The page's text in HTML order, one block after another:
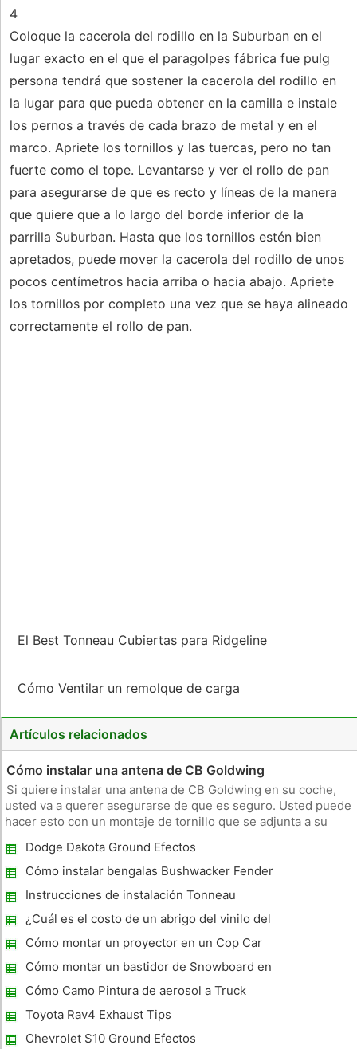
4
Coloque la cacerola del rodillo en la Suburban en el
lugar exacto en el que el paragolpes fábrica fue pulg
persona tendrá que sostener la cacerola del rodillo en
la lugar para que pueda obtener en la camilla e instale
los pernos a través de cada brazo de metal y en el
marco. Apriete los tornillos y las tuercas, pero no tan
fuerte como el tope. Levantarse y ver el rollo de pan
para asegurarse de que es recto y líneas de la manera
que quiere que a lo largo del borde inferior de la
parrilla Suburban. Hasta que los tornillos estén bien
apretados, puede mover la cacerola del rodillo de unos
pocos centímetros hacia arriba o hacia abajo. Apriete
los tornillos por completo una vez que se haya alineado
correctamente el rollo de pan.
El Best Tonneau Cubiertas para Ridgeline
Cómo Ventilar un remolque de carga
Artículos relacionados
Cómo instalar una antena de CB Goldwing
Si quiere instalar una antena de CB Goldwing en su coche,
usted va a querer asegurarse de que es seguro. Usted puede
hacer esto con un montaje de tornillo que se adjunta a su
puede completar todo el asunto en menos de una hora. Cosas
que nec
Dodge Dakota Ground Efectos
Cómo instalar bengalas Bushwacker Fender
Instrucciones de instalación Tonneau
Sumergible
¿Cuál es el costo de un abrigo del vinilo del
coche?
Cómo montar un proyector en un Cop Car
Cómo montar un bastidor de Snowboard en
un coche
Cómo Camo Pintura de aerosol a Truck
Toyota Rav4 Exhaust Tips
Chevrolet S10 Ground Efectos